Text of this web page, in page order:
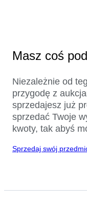
Masz coś
Niezależnie od
przygodę z
sprzedajesz już
sprzedać Twoje
kwoty, tak abyś
Sprzedaj swój